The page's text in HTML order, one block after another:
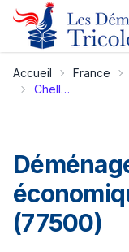
Accueil France
Chelles
(77500)